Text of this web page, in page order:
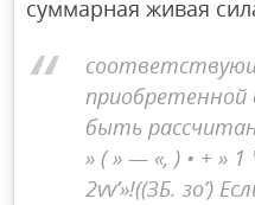
суммарная живая
быть
» ( » — «, ) • + »
2vv’»!((ЗБ. зо’)